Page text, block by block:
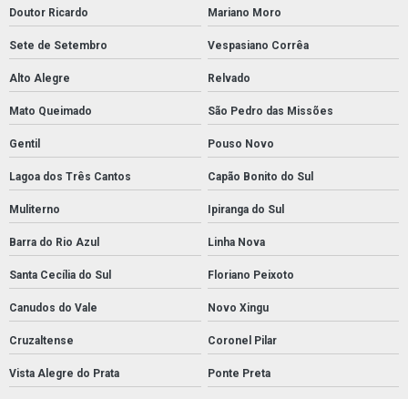
Doutor Ricardo Mariano Moro
Sete de Setembro Vespasiano Corrêa
Alto Alegre Relvado
Mato Queimado São Pedro das Missões
Gentil Pouso Novo
Lagoa dos Três Cantos Capão Bonito do Sul
Muliterno Ipiranga do Sul
Barra do Rio Azul Linha Nova
Santa Cecília do Sul Floriano Peixoto
Canudos do Vale Novo Xingu
Cruzaltense Coronel Pilar
Vista Alegre do Prata Ponte Preta